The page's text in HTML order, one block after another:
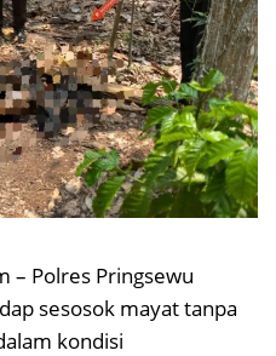
– Polres Pringsewu
sesosok mayat tanpa
kondisi